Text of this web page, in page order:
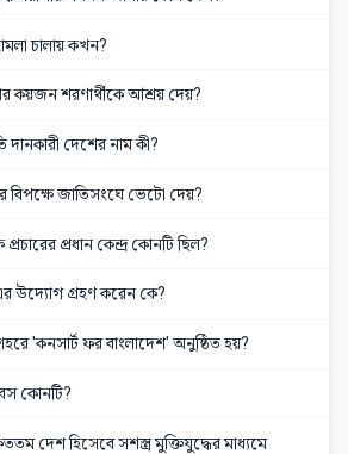
চালায় কখন?
কয়জন শরণার্থীকে আশ্রয় দেয়?
দানকারী দেশের নাম কী?
বিপক্ষে জাতিসংঘে ভেটো দেয়?
প্রচারের প্রধান কেন্দ্র কোনটি ছিল?
উদ্যোগ গ্রহণ করেন কে?
'কনসার্ট ফর বাংলাদেশ' অনুষ্ঠিত হয়?
কোনটি?
দেশ হিসেবে সশস্ত্র মুক্তিযুদ্ধের মাধ্যমে